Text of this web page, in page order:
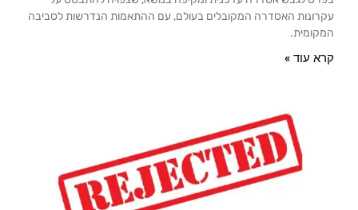
עקרונות האסדרה המקובלים בעולם, עם ההתאמות הנדרשות לסביבה
המקומית.
קרא עוד »